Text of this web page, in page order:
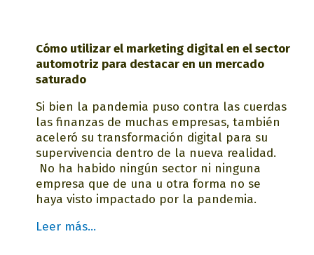
Cómo utilizar el marketing digital en el sector
automotriz para destacar en un mercado
saturado
Si bien la pandemia puso contra las cuerdas
las finanzas de muchas empresas, también
aceleró su transformación digital para su
supervivencia dentro de la nueva realidad.
No ha habido ningún sector ni ninguna
empresa que de una u otra forma no se
haya visto impactado por la pandemia.
Leer más…